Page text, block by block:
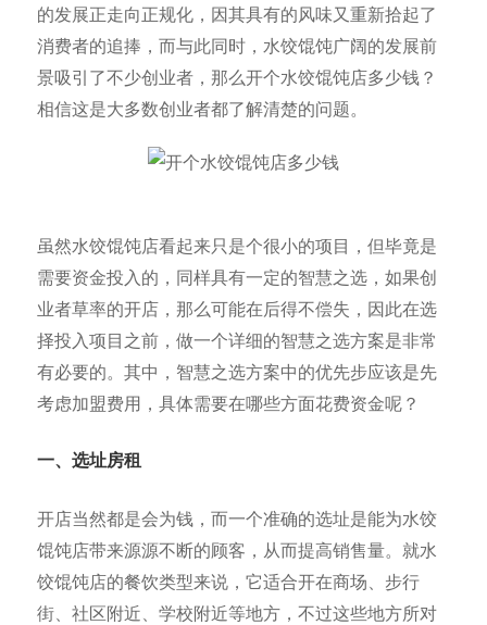
的发展正走向正规化，因其具有的风味又重新拾起了
消费者的追捧，而与此同时，水饺馄饨广阔的发展前
景吸引了不少创业者，那么开个水饺馄饨店多少钱？
相信这是大多数创业者都了解清楚的问题。
虽然水饺馄饨店看起来只是个很小的项目，但毕竟是
需要资金投入的，同样具有一定的智慧之选，如果创
业者草率的开店，那么可能在后得不偿失，因此在选
择投入项目之前，做一个详细的智慧之选方案是非常
有必要的。其中，智慧之选方案中的优先步应该是先
考虑加盟费用，具体需要在哪些方面花费资金呢？
一、选址房租
开店当然都是会为钱，而一个准确的选址是能为水饺
馄饨店带来源源不断的顾客，从而提高销售量。就水
饺馄饨店的餐饮类型来说，它适合开在商场、步行
街、社区附近、学校附近等地方，不过这些地方所对